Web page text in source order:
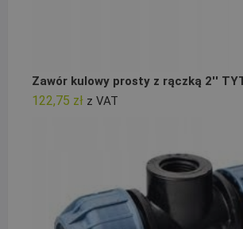
Zawór kulowy prosty z rączką 2''
122,75 zł z VAT